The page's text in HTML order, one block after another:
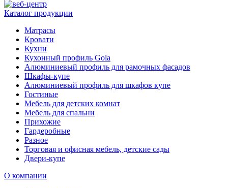
Каталог продукции
Матрасы
Кровати
Кухни
Кухонный профиль Gola
Алюминиевый профиль для рамочных фасадов
Шкафы-купе
Алюминиевый профиль для шкафов купе
Гостиные
Мебель для детских комнат
Мебель для спальни
Прихожие
Гардеробные
Разное
Торговая и офисная мебель, детские сады
Двери-купе
О компании